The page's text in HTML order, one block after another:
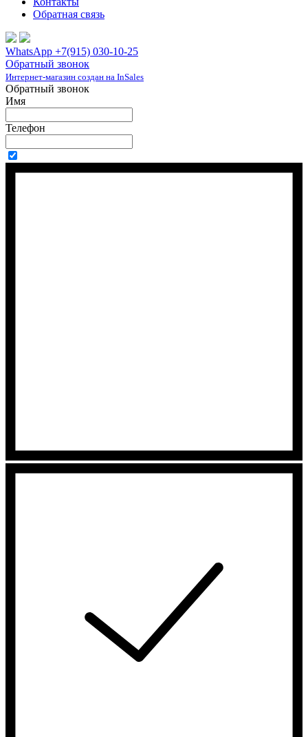
Обратная связь
WhatsApp +7(915) 030-10-25
Обратный звонок
Интернет-магазин создан на InSales
Обратный звонок
Имя
Телефон